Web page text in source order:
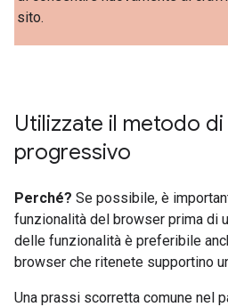
sito.
Utilizzate il metodo
progressivo
Perché? Se possibile, è
funzionalità del browser prima di
delle funzionalità è preferibile
browser che ritenete supportino
Una prassi scorretta comune nel